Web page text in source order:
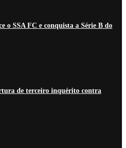
o SSA FC e conquista a Série B do
de terceiro inquérito contra